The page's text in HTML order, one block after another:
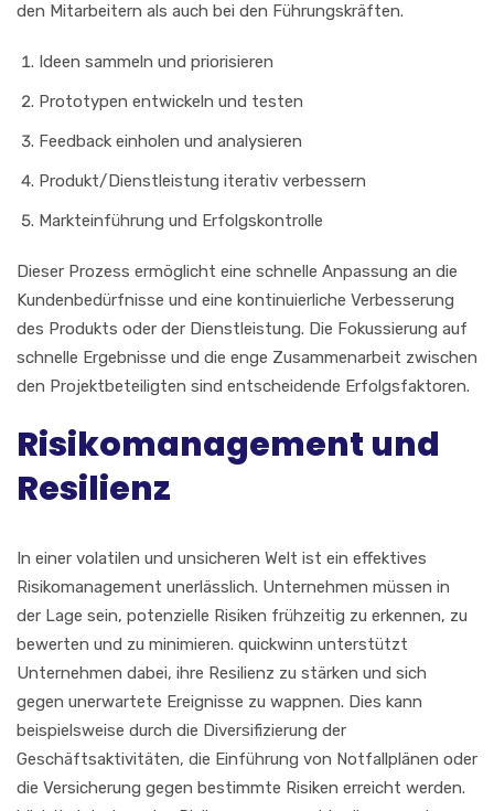
den Mitarbeitern als auch bei den Führungskräften.
Ideen sammeln und priorisieren
Prototypen entwickeln und testen
Feedback einholen und analysieren
Produkt/Dienstleistung iterativ verbessern
Markteinführung und Erfolgskontrolle
Dieser Prozess ermöglicht eine schnelle Anpassung an die
Kundenbedürfnisse und eine kontinuierliche Verbesserung
des Produkts oder der Dienstleistung. Die Fokussierung auf
schnelle Ergebnisse und die enge Zusammenarbeit zwischen
den Projektbeteiligten sind entscheidende Erfolgsfaktoren.
Risikomanagement und
Resilienz
In einer volatilen und unsicheren Welt ist ein effektives
Risikomanagement unerlässlich. Unternehmen müssen in
der Lage sein, potenzielle Risiken frühzeitig zu erkennen, zu
bewerten und zu minimieren. quickwinn unterstützt
Unternehmen dabei, ihre Resilienz zu stärken und sich
gegen unerwartete Ereignisse zu wappnen. Dies kann
beispielsweise durch die Diversifizierung der
Geschäftsaktivitäten, die Einführung von Notfallplänen oder
die Versicherung gegen bestimmte Risiken erreicht werden.